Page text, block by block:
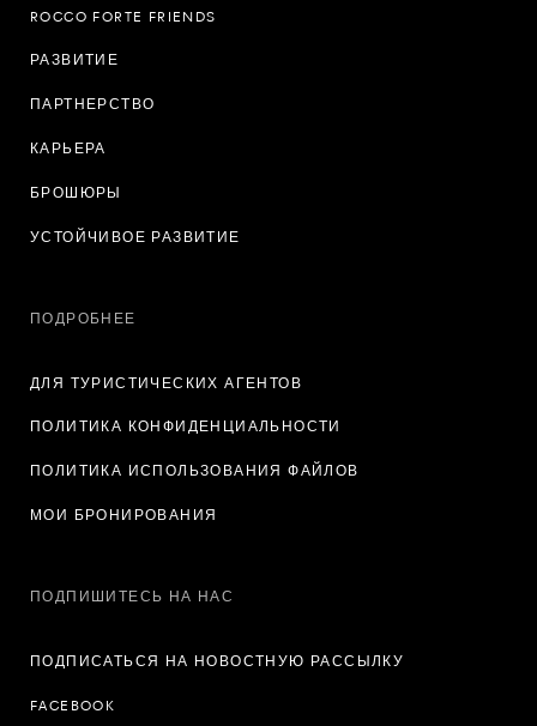
ROCCO FORTE FRIENDS
РАЗВИТИЕ
ПАРТНЕРСТВО
КАРЬЕРА
БРОШЮРЫ
УСТОЙЧИВОЕ РАЗВИТИЕ
ПОДРОБНЕЕ
ДЛЯ ТУРИСТИЧЕСКИХ АГЕНТОВ
ПОЛИТИКА КОНФИДЕНЦИАЛЬНОСТИ
ПОЛИТИКА ИСПОЛЬЗОВАНИЯ ФАЙЛОВ
МОИ БРОНИРОВАНИЯ
ПОДПИШИТЕСЬ НА НАС
ПОДПИСАТЬСЯ НА НОВОСТНУЮ РАССЫЛКУ
FACEBOOK